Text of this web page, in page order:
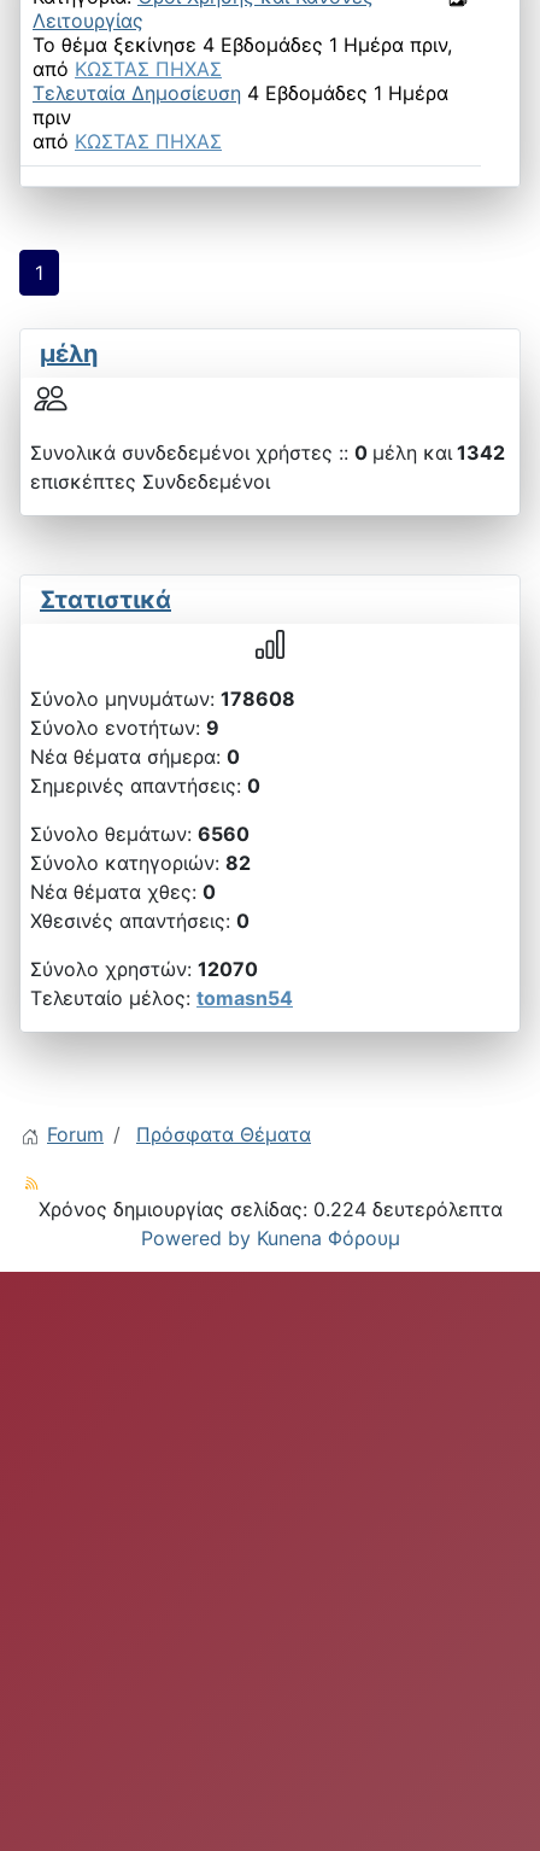
Λειτουργίας
Το θέμα ξεκίνησε 4 Εβδομάδες 1 Ημέρα πριν,
από ΚΩΣΤΑΣ ΠΗΧΑΣ
Τελευταία Δημοσίευση 4 Εβδομάδες 1 Ημέρα
πριν
από ΚΩΣΤΑΣ ΠΗΧΑΣ
1
μέλη
Συνολικά συνδεδεμένοι χρήστες :: 0 μέλη και1342
επισκέπτες Συνδεδεμένοι
Στατιστικά
Σύνολο μηνυμάτων: 178608
Σύνολο ενοτήτων: 9
Νέα θέματα σήμερα: 0
Σημερινές απαντήσεις: 0
Σύνολο θεμάτων: 6560
Σύνολο κατηγοριών: 82
Νέα θέματα χθες: 0
Χθεσινές απαντήσεις: 0
Σύνολο χρηστών: 12070
Τελευταίο μέλος: tomasn54
Forum Πρόσφατα Θέματα
Χρόνος δημιουργίας σελίδας: 0.224 δευτερόλεπτα
Powered by Kunena Φόρουμ